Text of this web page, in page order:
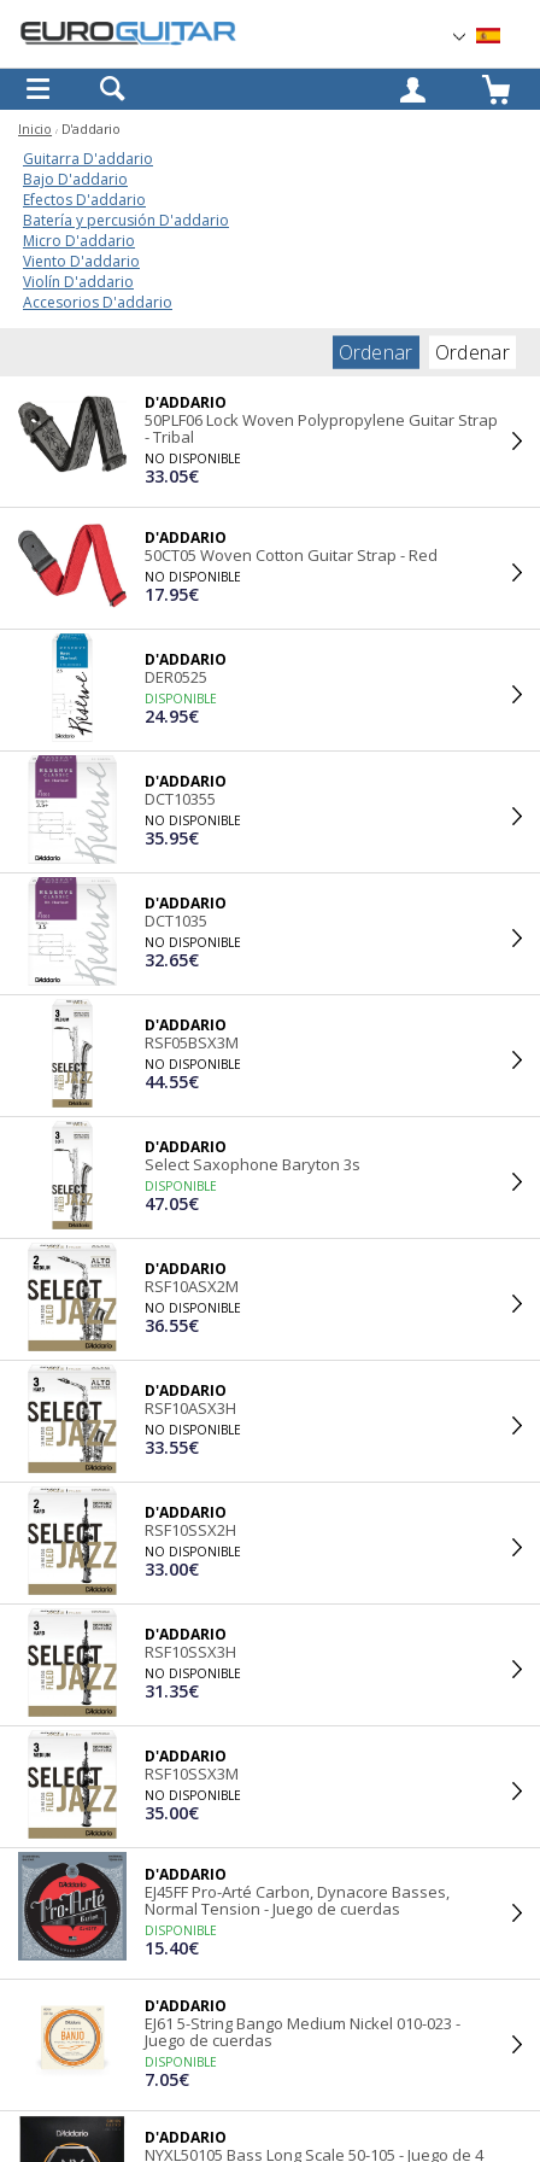
OK
Inicio D'addario
Guitarra D'addario
Bajo D'addario
Efectos D'addario
Batería y percusión D'addario
Micro D'addario
Viento D'addario
Violín D'addario
Accesorios D'addario
Ordenar Ordenar
D'ADDARIO
50PLF06 Lock Woven Polypropylene Guitar Strap
- Tribal
NO DISPONIBLE
33.05€
D'ADDARIO
50CT05 Woven Cotton Guitar Strap - Red
NO DISPONIBLE
17.95€
D'ADDARIO
DER0525
DISPONIBLE
24.95€
D'ADDARIO
DCT10355
NO DISPONIBLE
35.95€
D'ADDARIO
DCT1035
NO DISPONIBLE
32.65€
D'ADDARIO
RSF05BSX3M
NO DISPONIBLE
44.55€
D'ADDARIO
Select Saxophone Baryton 3s
DISPONIBLE
47.05€
D'ADDARIO
RSF10ASX2M
NO DISPONIBLE
36.55€
D'ADDARIO
RSF10ASX3H
NO DISPONIBLE
33.55€
D'ADDARIO
RSF10SSX2H
NO DISPONIBLE
33.00€
D'ADDARIO
RSF10SSX3H
NO DISPONIBLE
31.35€
D'ADDARIO
RSF10SSX3M
NO DISPONIBLE
35.00€
D'ADDARIO
EJ45FF Pro-Arté Carbon, Dynacore Basses,
Normal Tension - Juego de cuerdas
DISPONIBLE
15.40€
D'ADDARIO
EJ61 5-String Bango Medium Nickel 010-023 -
Juego de cuerdas
DISPONIBLE
7.05€
D'ADDARIO
NYXL50105 Bass Long Scale 50-105 - Juego de 4